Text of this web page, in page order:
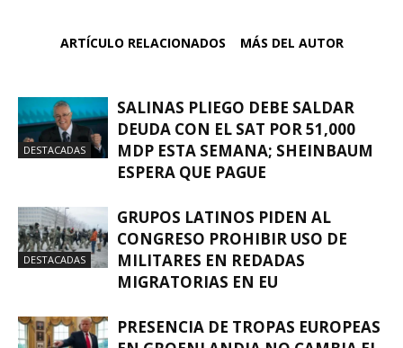
ARTÍCULO RELACIONADOS MÁS DEL AUTOR
DESTACADAS
SALINAS PLIEGO DEBE SALDAR
DEUDA CON EL SAT POR 51,000
MDP ESTA SEMANA; SHEINBAUM
ESPERA QUE PAGUE
DESTACADAS
GRUPOS LATINOS PIDEN AL
CONGRESO PROHIBIR USO DE
MILITARES EN REDADAS
MIGRATORIAS EN EU
PRESENCIA DE TROPAS EUROPEAS